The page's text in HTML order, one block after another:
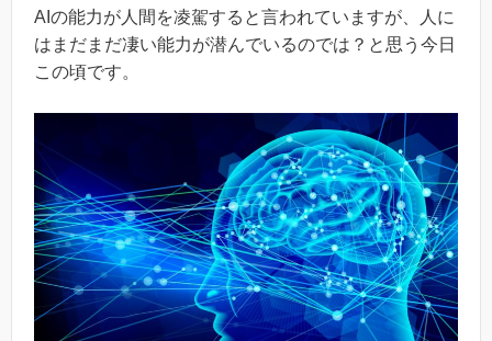
AIの能力が人間を凌駕すると言われていますが、人に
はまだまだ凄い能力が潜んでいるのでは？と思う今日
この頃です。